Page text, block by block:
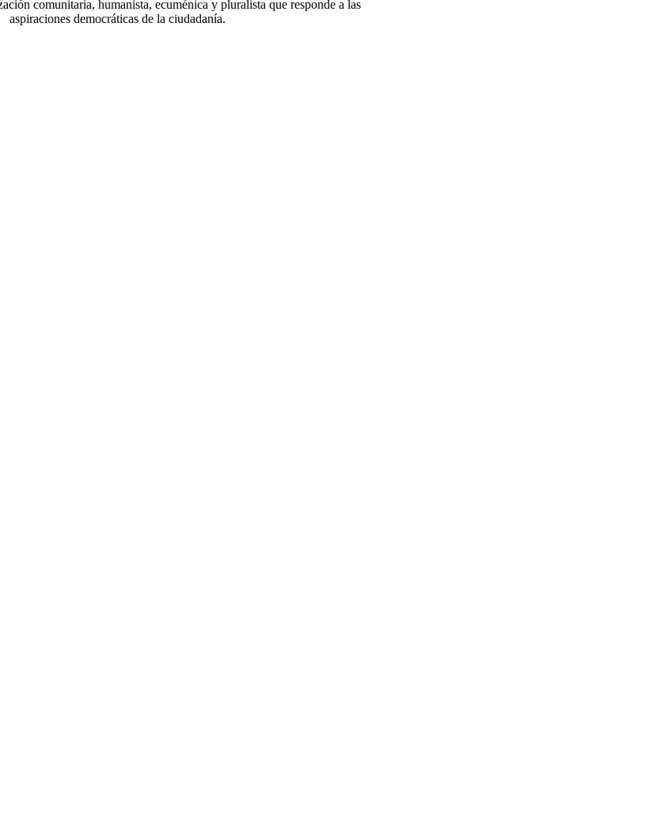
comunitaria, humanista, ecuménica y pluralista que responde a las
aspiraciones democráticas de la ciudadanía.